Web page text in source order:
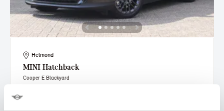
Helmond
MINI Hatchback
Cooper E Blackyard